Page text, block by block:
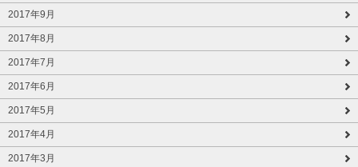
2017年9月
2017年8月
2017年7月
2017年6月
2017年5月
2017年4月
2017年3月